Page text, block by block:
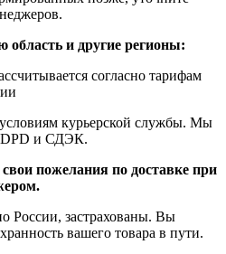
область и другие регионы:
согласно тарифам
курьерской службы. Мы
DPD и СДЭК.
пожелания по доставке при
России, застрахованы. Вы
вашего товара в пути.